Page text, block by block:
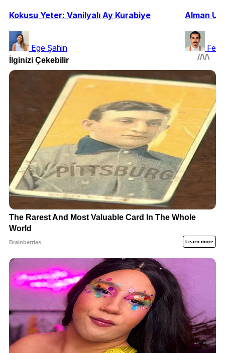
Kokusu Yeter: Vanilyalı Ay Kurabiye
Ege Şahin
Alman